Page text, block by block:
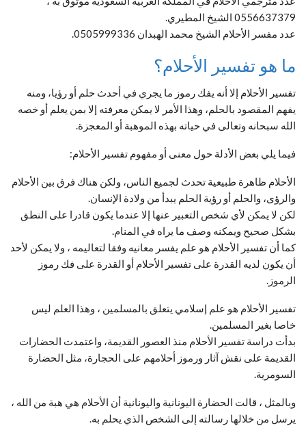
0556637379 الشيخ المطيري.
عدد مفسر الأحلام الشيخ محمد الهبدان 0505999336.
ما هو تفسير الأحلام؟
تفسير الأحلام إلا أنه يفك رموز ما يجري في أحدث حلم أو رؤيا، ومنه
يفهم المقصود بالحلم، وهذا الأمر لا يمكن معرفته إلا بمن يعلم أو خصه
الله سبحانه وتعالى في حياته بهذه الموهبة أو المعجزة.
فيما يلي بعض الأدلة حول معنى أو مفهوم تفسير الأحلام:
الأحلام ظاهرة طبيعية تحدث لجميع الناس، ولكن هناك فرق بين الأحلام
والرؤى، والحلم أو رؤية الحلم يبدأ من ولادة الإنسان.
لكن لا يمكن لأي شخص التعبير عنها إلا عندما يكون قادرا على النطق
بشكل صحيح ويمكنه وصف ما يراه في المنام.
كما أن تفسير الأحلام هو علم يفسر معانيه وفقا لتعاليمه ، ولا يمكن لأحد
أن يكون لديه القدرة على تفسير الأحلام أو القدرة على فك رموز
الرموز.
تفسير الأحلام هو علم إسلامي يتعلق بالمسلمين ، وهذا العلم ليس
خاصا بغير المسلمين.
بدأت دراسة تفسير الأحلام منذ العصور القديمة، واعتمدت الحضارات
القديمة على نقش آثار ورموز أحلامهم على الحجارة، مثل الحضارة
السومرية.
وبالمثل ، قالت الحضارة اليونانية واليونانية أن الأحلام هي هبة من الله ،
يرسل من خلالها رسالته إلى الشخص الذي يحلم به.